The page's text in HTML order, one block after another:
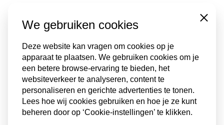
een baan
Al deze inzichten gecombineerd vormen ons
bestaansrecht. Wij geloven in de talenten van mensen
met autisme en zien de meerwaarde die zij creëren bij
bedrijven. Met onze jarenlange ervaring begeleiden we
zowel medewerkers als organisaties bij een duurzame
inzet. Als detacheringsbureau zijn wij dé verbinder voor
mensen met autisme en de arbeidsmarkt.
We gebruiken cookies
Deze website kan vragen om cookies op je
apparaat te plaatsen. We gebruiken cookies om je
een betere browse-ervaring te bieden, het
websiteverkeer te analyseren, content te
personaliseren en gerichte advertenties te tonen.
Lees hoe wij cookies gebruiken en hoe je ze kunt
beheren door op ‘Cookie-instellingen’ te klikken.
Close